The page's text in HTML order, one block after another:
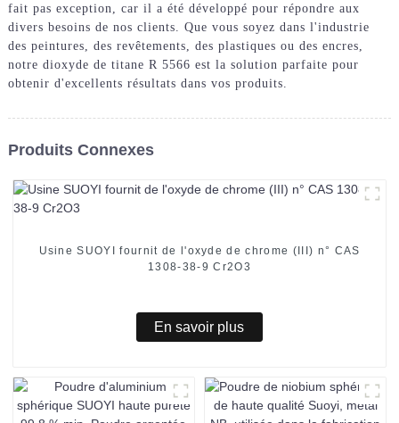
fait pas exception, car il a été développé pour répondre aux
divers besoins de nos clients. Que vous soyez dans l'industrie
des peintures, des revêtements, des plastiques ou des encres,
notre dioxyde de titane R 5566 est la solution parfaite pour
obtenir d'excellents résultats dans vos produits.
Produits Connexes
Usine SUOYI fournit de l'oxyde de chrome (III) n° CAS
1308-38-9 Cr2O3
En savoir plus